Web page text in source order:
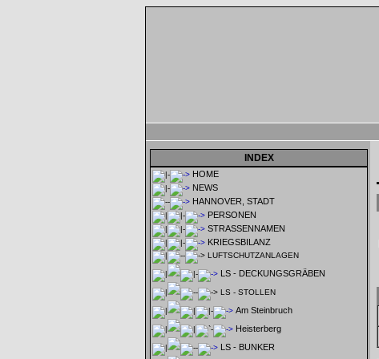
INDEX
HOME
NEWS
HANNOVER, STADT
PERSONEN
STRASSENNAMEN
KRIEGSBILANZ
LUFTSCHUTZANLAGEN
LS - DECKUNGSGRÄBEN
LS - STOLLEN
Am Steinbruch
Heisterberg
LS - BUNKER